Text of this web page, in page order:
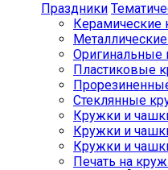
Праздники
Керамические
Оригинальные
Пластиковые
Стеклянные
Кружки и
Кружки и
Кружки и
Печать на